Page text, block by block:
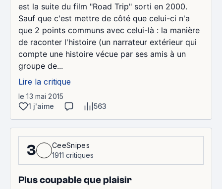
est la suite du film "Road Trip" sorti en 2000.
Sauf que c'est mettre de côté que celui-ci n'a
que 2 points communs avec celui-là : la manière
de raconter l'histoire (un narrateur extérieur qui
compte une histoire vécue par ses amis à un
groupe de...
Lire la critique
le 13 mai 2015
1 j'aime
563
3
CeeSnipes
1911 critiques
Plus coupable que plaisir